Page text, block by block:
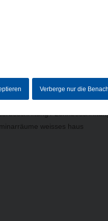
Verberge nur die
Fräsen
/
weisses haus